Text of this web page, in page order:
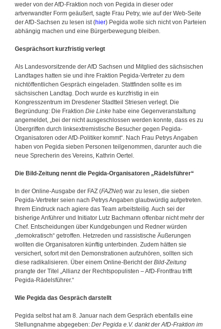
weder von der AfD-Fraktion noch von Pegida in dieser oder
artverwandter Form geäußert, sagte Frau Petry, wie auf der Web-Seite
der AfD-Sachsen zu lesen ist (hier) Pegida wolle sich nicht von Parteien
abhängig machen und eine Bürgerbewegung bleiben.
Gesprächsort kurzfristig verlegt
Als Landesvorsitzende der AfD Sachsen und Mitglied des sächsischen
Landtages hatten sie und ihre Fraktion Pegida-Vertreter zu dem
nichtöffentlichen Gespräch eingeladen. Stattfinden sollte es im
sächsischen Landtag. Doch wurde es kurzfristig in ein
Kongresszentrum im Dresdener Stadtteil Striesen verlegt. Die
Begründung: Die Fraktion Die Linke habe eine Gegenveranstaltung
angemeldet, „bei der nicht ausgeschlossen werden konnte, dass es zu
Übergriffen durch linksextremistische Besucher gegen Pegida-
Organisatoren oder AfD-Politiker kommt“. Nach Frau Petrys Angaben
haben von Pegida sieben Personen teilgenommen, darunter auch die
neue Sprecherin des Vereins, Kathrin Oertel.
Die Bild-Zeitung nennt die Pegida-Organisatoren „Rädelsführer“
In der Online-Ausgabe der FAZ (FAZNet) war zu lesen, die sieben
Pegida-Vertreter seien nach Petrys Angaben glaubwürdig aufgetreten.
Ihrem Eindruck nach agiere das Team arbeitsteilig. Auch sei der
bisherige Anführer und Initiator Lutz Bachmann offenbar nicht mehr der
Chef. Entscheidungen über Kundgebungen und Redner würden
„demokratisch“ getroffen. Hetzreden und rassistische Äußerungen
wollten die Organisatoren künftig unterbinden. Zudem hätten sie
versichert, sofort mit den Demonstrationen aufzuhören, sollten sich
diese radikalisieren. Über einem Online-Bericht der Bild-Zeitung
prangte der Titel „Allianz der Rechtspopulisten – AfD-Frontfrau trifft
Pegida-Rädelsführer.“
Wie Pegida das Gespräch darstellt
Pegida selbst hat am 8. Januar nach dem Gespräch ebenfalls eine
Stellungnahme abgegeben: Der Pegida e.V. dankt der AfD-Fraktion im